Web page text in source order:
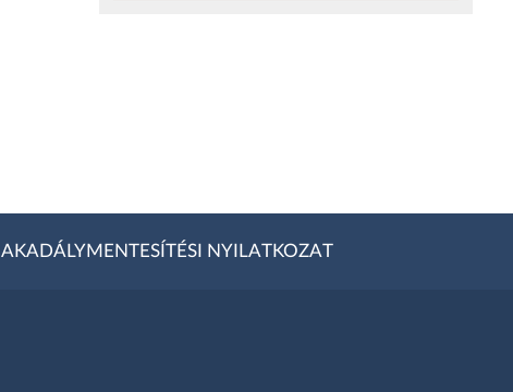
AKADÁLYMENTESÍTÉSI NYILATKOZAT